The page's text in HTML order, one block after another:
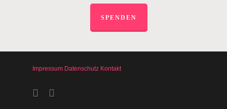
SPENDEN
Impressum Datenschutz Kontakt
facebookinstagram